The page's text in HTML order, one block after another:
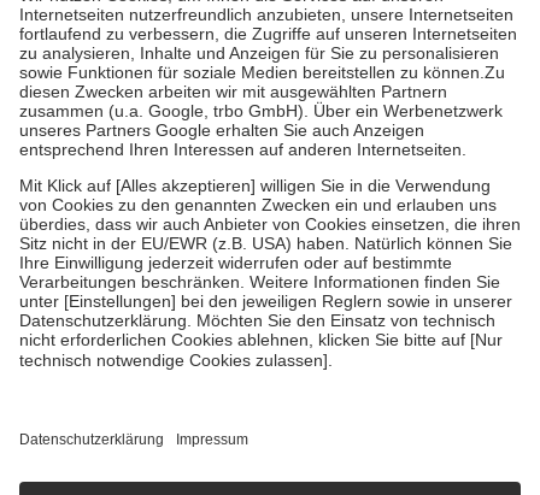
Kosten der Leistung zu entrichten.
Diese Regeln gelten grundsätzlich auch für Online-Apotheken.
Bei Heilmitteln und häuslicher Krankenpflege beträgt die
Zuzahlung zehn Prozent der Kosten sowie zehn Euro je
Verordnung.
Um das Engagement der Versicherten für ihre eigene Gesundheit zu
stärken und die besondere Stellung der Familie zu unterstützen,
fallenkeine Zuzahlungenan bei:
• Kindern und Jugendlichen bis zum vollendeten 18. Lebensjahr
mit Ausnahme der Fahrkosten
• Untersuchungen zur Vorsorge und Früherkennung, die von der
GKV getragen werden
• empfohlenen Schutzimpfungen
• Harn- und Blutteststreifen
getroffen, um sicherzustellen, dass es sich um echte Bewertungen
https://help.etrusted.com/hc/de/articles/4419944605341